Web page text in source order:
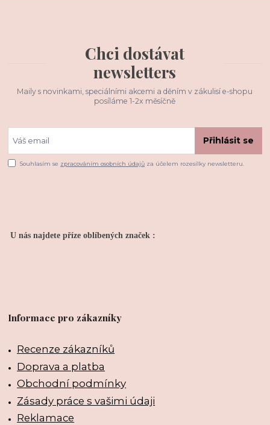
Chci dostávat
newsletters
Maily s novinkami, speciálními akcemi a děním v zákulisí e-shopu
posíláme 1-2x měsíčně
Přihlásit se
Souhlasím se zpracováním osobních údajů za účelem rozesílky newsletteru.
U nás najdete příze oblíbených značek :
Informace pro zákazníky
Recenze zákazníků
Doprava a platba
Obchodní podmínky
Zásady práce s vašimi údaji
Reklamace